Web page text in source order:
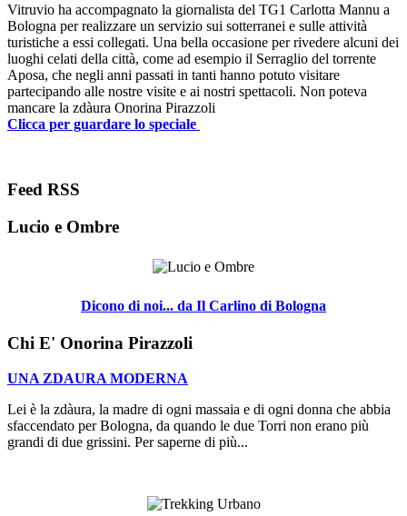
Vitruvio ha accompagnato la giornalista del TG1 Carlotta Mannu a
Bologna per realizzare un servizio sui sotterranei e sulle attività
turistiche a essi collegati. Una bella occasione per rivedere alcuni dei
luoghi celati della città, come ad esempio il Serraglio del torrente
Aposa, che negli anni passati in tanti hanno potuto visitare
partecipando alle nostre visite e ai nostri spettacoli. Non poteva
mancare la zdàura Onorina Pirazzoli
Clicca per guardare lo speciale
Feed RSS
Lucio e Ombre
Dicono di noi... da Il Carlino di Bologna
Chi E' Onorina Pirazzoli
UNA ZDAURA MODERNA
Lei è la zdàura, la madre di ogni massaia e di ogni donna che abbia
sfaccendato per Bologna, da quando le due Torri non erano più
grandi di due grissini. Per saperne di più...